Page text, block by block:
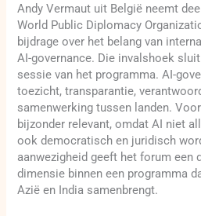
Andy Vermaut uit België neemt
World Public Diplomacy
bijdrage over het belang van
AI-governance. Die invalshoek
sessie van het programma. AI-
toezicht, transparantie,
samenwerking tussen landen.
bijzonder relevant, omdat AI niet
ook democratisch en juridisch
aanwezigheid geeft het forum een
dimensie binnen een programma
Azië en India samenbrengt.